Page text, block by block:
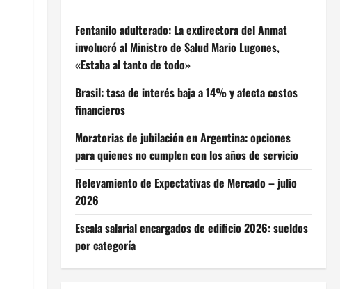
Fentanilo adulterado: La exdirectora del Anmat
involucró al Ministro de Salud Mario Lugones,
«Estaba al tanto de todo»
Brasil: tasa de interés baja a 14% y afecta costos
financieros
Moratorias de jubilación en Argentina: opciones
para quienes no cumplen con los años de servicio
Relevamiento de Expectativas de Mercado – julio
2026
Escala salarial encargados de edificio 2026: sueldos
por categoría